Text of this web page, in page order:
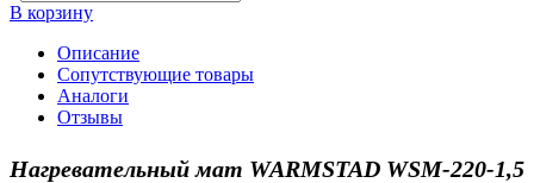
В корзину
Описание
Сопутствующие товары
Аналоги
Отзывы
Нагревательный мат WARMSTAD WSM-220-1,5